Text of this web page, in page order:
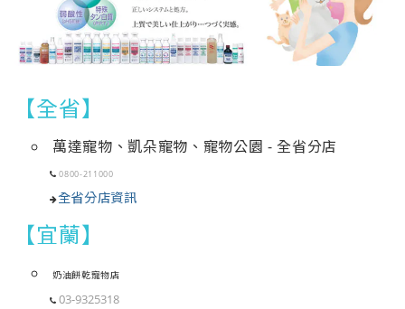
【全省】
萬達寵物、凱朵寵物、寵物公園 - 全省分店
0800-211000
全省分店資訊
【宜蘭】
奶油餅乾寵物店
03-9325318